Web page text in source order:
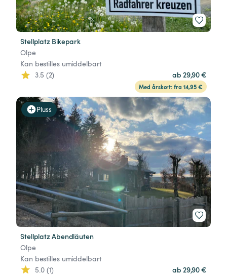
Stellplatz Bikepark
Olpe
Kan bestilles umiddelbart
3.5 (2)
ab 29,90 €
Med årskort: fra 14,95 €
Pluss
Stellplatz Abendläuten
Olpe
Kan bestilles umiddelbart
5.0 (1)
ab 29,90 €